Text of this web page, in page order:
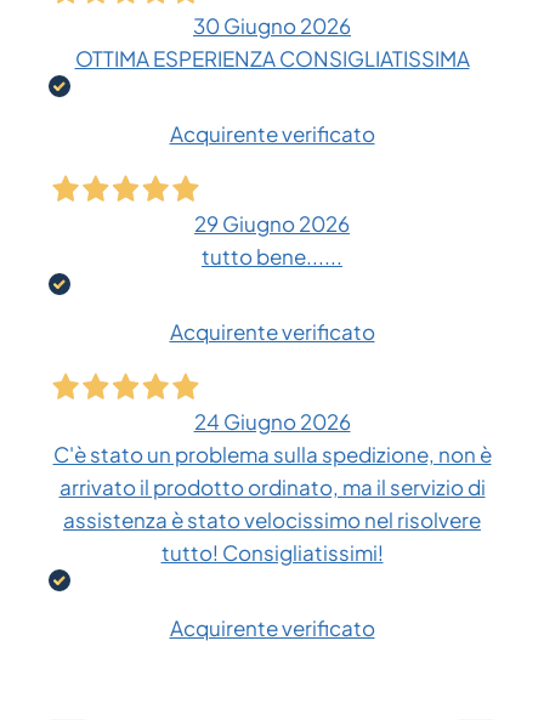
30 Giugno 2026
OTTIMA ESPERIENZA CONSIGLIATISSIMA
Acquirente verificato
29 Giugno 2026
tutto bene......
Acquirente verificato
24 Giugno 2026
C'è stato un problema sulla spedizione, non è
arrivato il prodotto ordinato, ma il servizio di
assistenza è stato velocissimo nel risolvere
tutto! Consigliatissimi!
Acquirente verificato